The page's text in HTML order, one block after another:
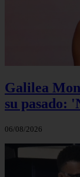
Galilea
su pasado:
06/08/2026